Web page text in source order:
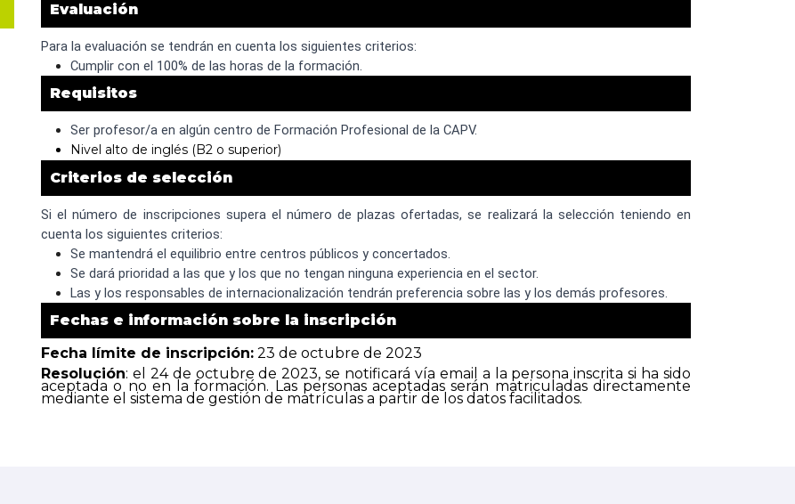
Evaluación
Para la evaluación se tendrán en cuenta los siguientes criterios:
Cumplir con el 100% de las horas de la formación.
Requisitos
Ser profesor/a en algún centro de Formación Profesional de la CAPV.
Nivel alto de inglés (B2 o superior)
Criterios de selección
Si el número de inscripciones supera el número de plazas ofertadas, se realizará la selección teniendo en
cuenta los siguientes criterios:
Se mantendrá el equilibrio entre centros públicos y concertados.
Se dará prioridad a las que y los que no tengan ninguna experiencia en el sector.
Las y los responsables de internacionalización tendrán preferencia sobre las y los demás profesores.
Fechas e información sobre la inscripción
Fecha límite de inscripción: 23 de octubre de 2023
Resolución: el 24 de octubre de 2023, se notificará vía email a la persona inscrita si ha sido
aceptada o no en la formación. Las personas aceptadas serán matriculadas directamente
mediante el sistema de gestión de matrículas a partir de los datos facilitados.